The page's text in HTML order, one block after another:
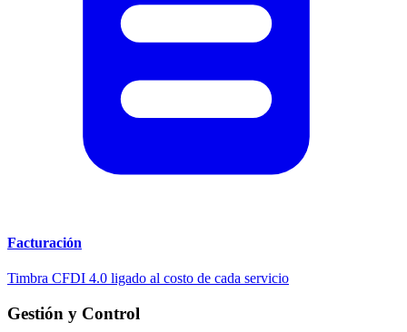
Facturación
Timbra CFDI 4.0 ligado al costo de cada servicio
Gestión y Control